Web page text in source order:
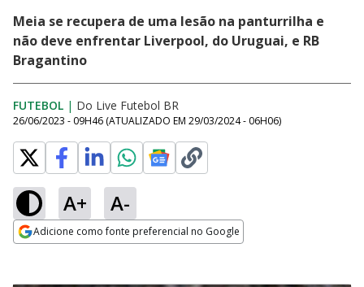
Meia se recupera de uma lesão na panturrilha e
não deve enfrentar Liverpool, do Uruguai, e RB
Bragantino
FUTEBOL | Do Live Futebol BR
26/06/2023 - 09H46 (ATUALIZADO EM 29/03/2024 - 06H06)
A+ A-
Adicione como fonte preferencial no Google